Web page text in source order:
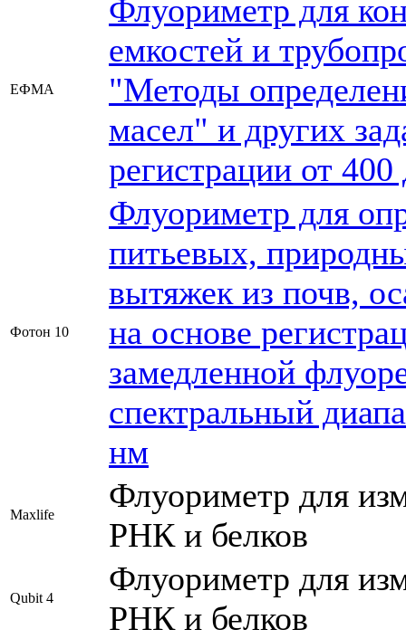
ЕФМА
Флуориметр для
емкостей и
"Методы
масел" и других
регистрации от
Фотон 10
Флуориметр для
питьевых,
вытяжек из почв,
на основе
замедленной
спектральный
нм
Maxlife
Флуориметр для
РНК и белков
Qubit 4
Флуориметр для
РНК и белков